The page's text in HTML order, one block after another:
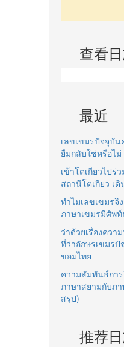
查看
最近
เลขเขมรปัจจุบัน
ยืมกลับใช่หรือไม่
เข้าโตเกียวไปร่
สถานีโตเกียว เ
ทำไมเลขเขมรจึ
ภาษาเขมรมีศัพ
ว่าด้วยเรื่องควา
ที่ว่าอักษรเขมร
ขอมไทย
ความสัมพันธ์กา
ภาษาสยามกับภ
สรุป)
推荐